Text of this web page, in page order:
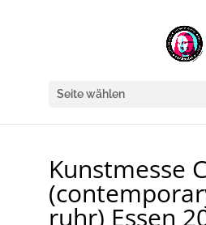
Seite wählen
Kunstmesse
ruhr) Essen